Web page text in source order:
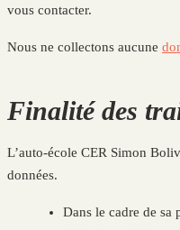
vous contacter.
Nous ne collectons aucune
Finalité des
L’auto-école CER Simon
données.
Dans le cadre de sa